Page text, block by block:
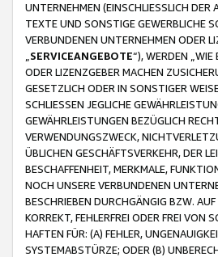
UNTERNEHMEN (EINSCHLIESSLICH
TEXTE UND SONSTIGE GEWERBLICHE
VERBUNDENEN UNTERNEHMEN ODER
SERVICEANGEBOTE“), WERDEN „WIE
ODER LIZENZGEBER MACHEN
GESETZLICH ODER IN SONSTIGER
SCHLIESSEN JEGLICHE
GEWÄHRLEISTUNGEN BEZÜGLICH
VERWENDUNGSZWECK,
ÜBLICHEN GESCHÄFTSVERKEHR, DER
BESCHAFFENHEIT, MERKMALE,
NOCH UNSERE VERBUNDENEN
BESCHRIEBEN DURCHGÄNGIG BZW.
KORREKT, FEHLERFREI ODER FREI
HAFTEN FÜR: (A) FEHLER,
SYSTEMABSTÜRZE; ODER (B)